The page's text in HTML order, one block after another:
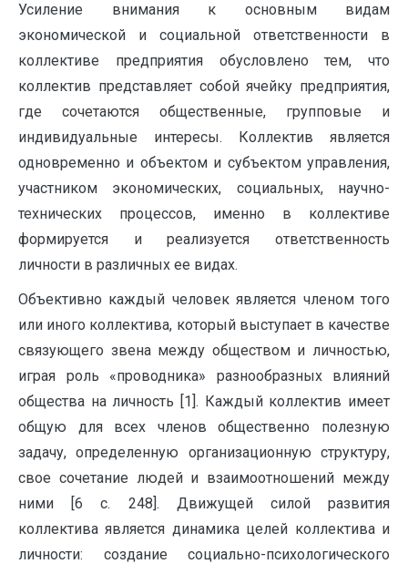
Усиление внимания к основным видам
экономической и социальной ответственности в
коллективе предприятия обусловлено тем, что
коллектив представляет собой ячейку предприятия,
где сочетаются общественные, групповые и
индивидуальные интересы. Коллектив является
одновременно и объектом и субъектом управления,
участником экономических, социальных, научно-
технических процессов, именно в коллективе
формируется и реализуется ответственность
личности в различных ее видах.
Объективно каждый человек является членом того
или иного коллектива, который выступает в качестве
связующего звена между обществом и личностью,
играя роль «проводника» разнообразных влияний
общества на личность [1]. Каждый коллектив имеет
общую для всех членов общественно полезную
задачу, определенную организационную структуру,
свое сочетание людей и взаимоотношений между
ними [6 с. 248]. Движущей силой развития
коллектива является динамика целей коллектива и
личности: создание социально-психологического